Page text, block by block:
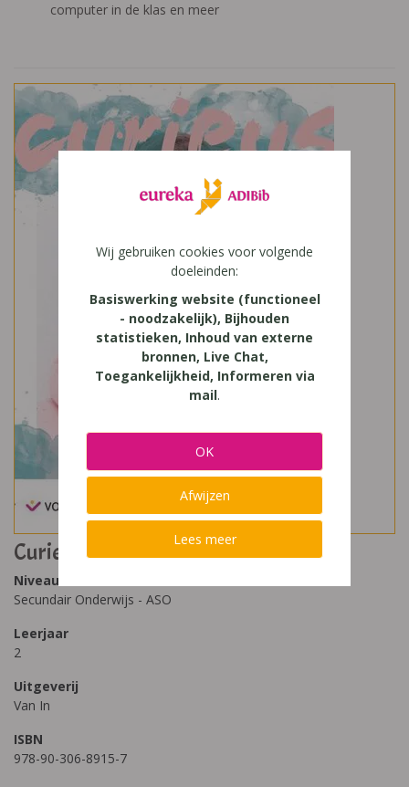
computer in de klas en meer
Curieus 2 Leerwerkboek (2020)
Niveau
Secundair Onderwijs - ASO
Leerjaar
2
Uitgeverij
Van In
ISBN
978-90-306-8915-7
Wij gebruiken cookies voor volgende
doeleinden:
Basiswerking website (functioneel
- noodzakelijk), Bijhouden
statistieken, Inhoud van externe
bronnen, Live Chat,
Toegankelijkheid, Informeren via
mail.
OK
Afwijzen
Lees meer